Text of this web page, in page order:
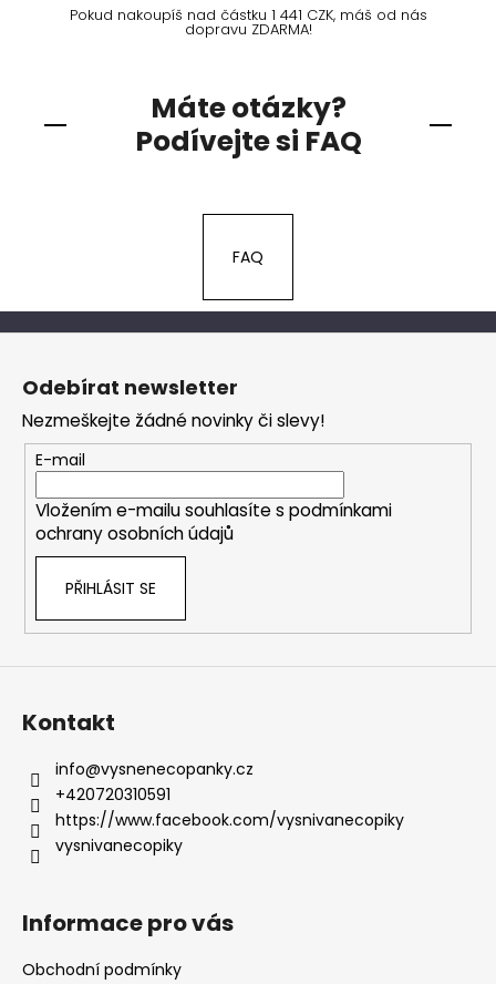
Pokud nakoupíš nad částku 1 441 CZK, máš od nás
dopravu ZDARMA!
Máte otázky?
Podívejte si FAQ
FAQ
Odebírat newsletter
Nezmeškejte žádné novinky či slevy!
E-mail
Vložením e-mailu souhlasíte s podmínkami
ochrany osobních údajů
PŘIHLÁSIT SE
Kontakt
info@vysnenecopanky.cz
+420720310591
https://www.facebook.com/vysnivanecopiky
vysnivanecopiky
Informace pro vás
Obchodní podmínky